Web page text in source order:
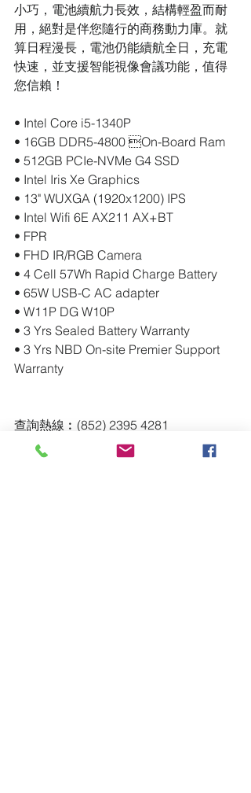
小巧，電池續航力長效，結構輕盈而耐
用，絕對是伴您隨行的商務動力庫。就
算日程漫長，電池仍能續航全日，充電
快速，並支援智能視像會議功能，值得
您信賴！
• Intel Core i5-1340P
• 16GB DDR5-4800 On-Board Ram
• 512GB PCIe-NVMe G4 SSD
• Intel Iris Xe Graphics
• 13" WUXGA (1920x1200) IPS
• Intel Wifi 6E AX211 AX+BT
• FPR
• FHD IR/RGB Camera
• 4 Cell 57Wh Rapid Charge Battery
• 65W USB-C AC adapter
• W11P DG W10P
• 3 Yrs Sealed Battery Warranty
• 3 Yrs NBD On-site Premier Support
Warranty
查詢熱線︰(852) 2395 4281
電郵地址︰eorder@union.com.hk
Computers & Peripherals